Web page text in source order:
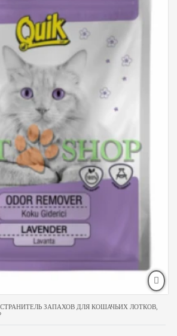
УСТРАНИТЕЛЬ ЗАПАХОВ ДЛЯ КОШАЧЬИХ ЛОТКОВ,